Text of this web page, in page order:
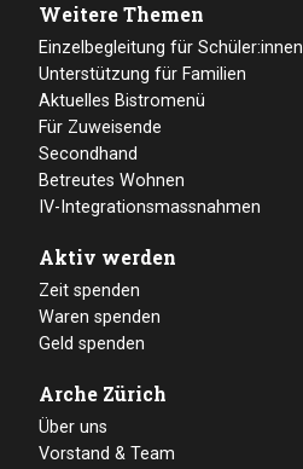
Weitere Themen
Einzelbegleitung für Schüler:innen
Unterstützung für Familien
Aktuelles Bistromenü
Für Zuweisende
Secondhand
Betreutes Wohnen
IV-Integrationsmassnahmen
Aktiv werden
Zeit spenden
Waren spenden
Geld spenden
Arche Zürich
Über uns
Vorstand & Team